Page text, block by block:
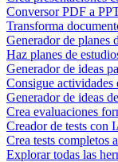
Conversor PDF a
Transforma
Generador de planes
Haz planes de
Generador de ideas
Consigue actividades
Generador de ideas
Crea evaluaciones
Creador de tests con
Crea tests completos
Explorar todas las